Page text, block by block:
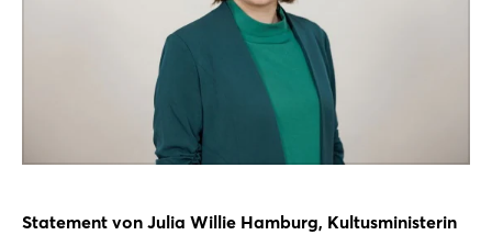
Statement von Julia Willie Hamburg, Kultusministerin